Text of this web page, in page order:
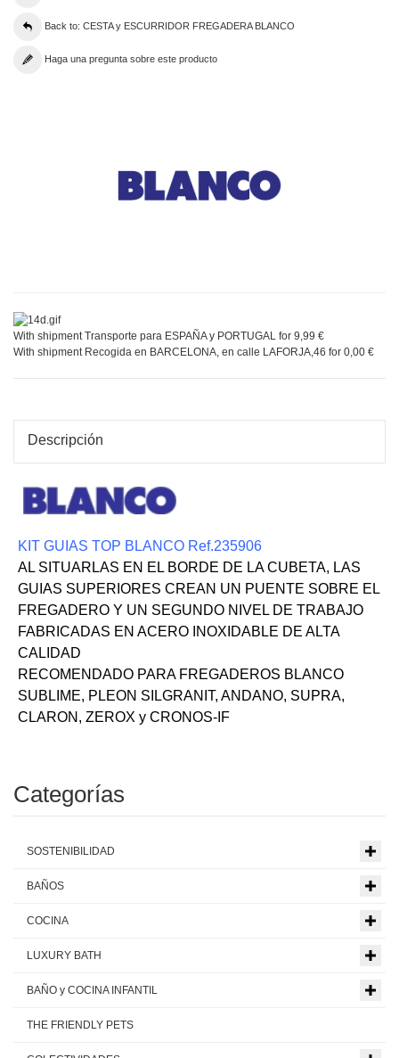
Back to: CESTA y ESCURRIDOR FREGADERA BLANCO
Haga una pregunta sobre este producto
With shipment Transporte para ESPAÑA y PORTUGAL for 9,99 €
With shipment Recogida en BARCELONA, en calle LAFORJA,46 for 0,00 €
Descripción
KIT GUIAS TOP BLANCO Ref.235906
AL SITUARLAS EN EL BORDE DE LA CUBETA, LAS
GUIAS SUPERIORES CREAN UN PUENTE SOBRE EL
FREGADERO Y UN SEGUNDO NIVEL DE TRABAJO
FABRICADAS EN ACERO INOXIDABLE DE ALTA
CALIDAD
RECOMENDADO PARA FREGADEROS BLANCO
SUBLIME, PLEON SILGRANIT, ANDANO, SUPRA,
CLARON, ZEROX y CRONOS-IF
Categorías
SOSTENIBILIDAD
BAÑOS
COCINA
LUXURY BATH
BAÑO y COCINA INFANTIL
THE FRIENDLY PETS